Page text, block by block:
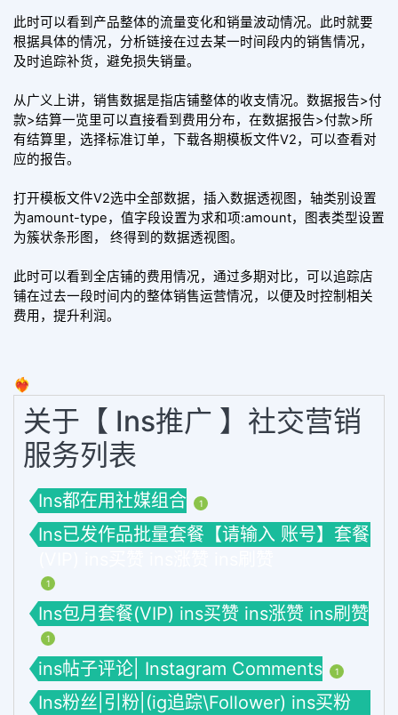
此时可以看到产品整体的流量变化和销量波动情况。此时就要
根据具体的情况，分析链接在过去某一时间段内的销售情况，
及时追踪补货，避免损失销量。
从广义上讲，销售数据是指店铺整体的收支情况。数据报告>付
款>结算一览里可以直接看到费用分布，在数据报告>付款>所
有结算里，选择标准订单，下载各期模板文件V2，可以查看对
应的报告。
打开模板文件V2选中全部数据，插入数据透视图，轴类别设置
为amount-type，值字段设置为求和项:amount，图表类型设置
为簇状条形图， 终得到的数据透视图。
此时可以看到全店铺的费用情况，通过多期对比，可以追踪店
铺在过去一段时间内的整体销售运营情况，以便及时控制相关
费用，提升利润。
❤️‍🔥
关于【 Ins推广 】社交营销
服务列表
Ins都在用社媒组合 1
Ins已发作品批量套餐【请输入 账号】套餐
1
Ins包月套餐(VIP) ins买赞 ins涨赞 ins刷赞
1
ins帖子评论| Instagram Comments 1
Ins粉丝|引粉|(ig追踪\Follower) ins买粉